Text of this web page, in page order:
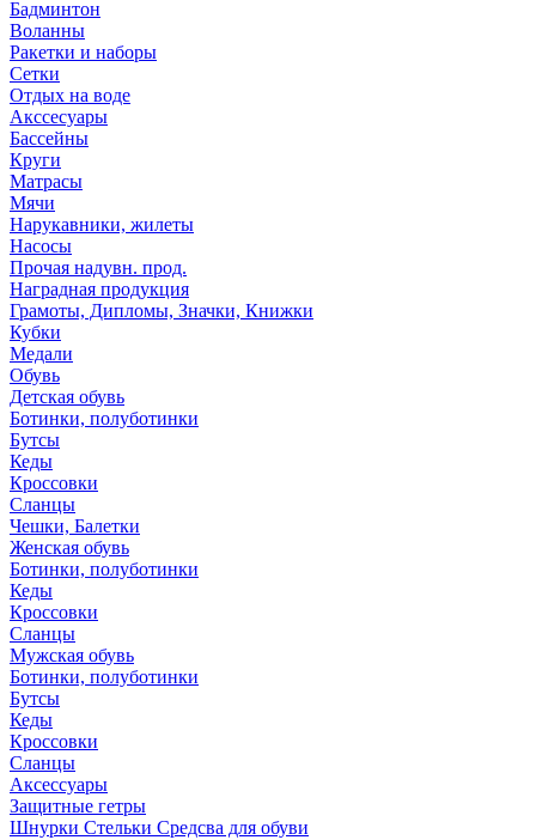
Бадминтон
Воланны
Ракетки и наборы
Сетки
Отдых на воде
Акссесуары
Бассейны
Круги
Матрасы
Мячи
Нарукавники, жилеты
Насосы
Прочая надувн. прод.
Наградная продукция
Грамоты, Дипломы, Значки, Книжки
Кубки
Медали
Обувь
Детская обувь
Ботинки, полуботинки
Бутсы
Кеды
Кроссовки
Сланцы
Чешки, Балетки
Женская обувь
Ботинки, полуботинки
Кеды
Кроссовки
Сланцы
Мужская обувь
Ботинки, полуботинки
Бутсы
Кеды
Кроссовки
Сланцы
Аксессуары
Защитные гетры
Шнурки Стельки Средсва для обуви